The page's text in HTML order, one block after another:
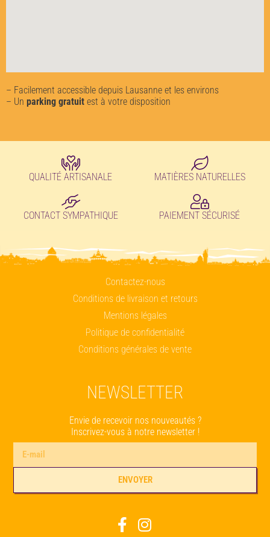
– Facilement accessible depuis Lausanne et les environs
– Un parking gratuit est à votre disposition
QUALITÉ ARTISANALE MATIÈRES NATURELLES
CONTACT SYMPATHIQUE PAIEMENT SÉCURISÉ
Contactez-nous
Conditions de livraison et retours
Mentions légales
Politique de confidentialité
Conditions générales de vente
NEWSLETTER
Envie de recevoir nos nouveautés ?
Inscrivez-vous à notre newsletter !
ENVOYER